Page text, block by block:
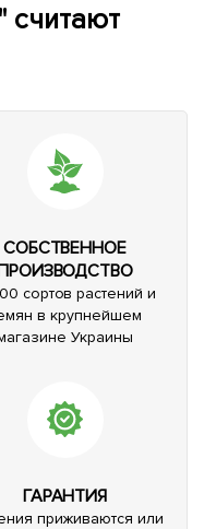
считают
СОБСТВЕННОЕ
сортов растений и
в крупнейшем
Украины
ГАРАНТИЯ
приживаются или